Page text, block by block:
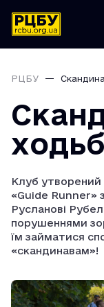
РЦБУ
Клуб утворений
«Guide Runner»
Русланові
порушеннями
їм займатися
«скандинавам»!